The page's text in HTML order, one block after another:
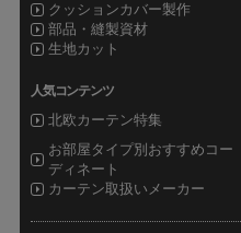
クッションカバー製作
部品・縫製資材
生地カット
人気コンテンツ
北欧カーテン特集
お部屋タイプ別おすすめコー
ディネート
カーテン取扱いメーカー